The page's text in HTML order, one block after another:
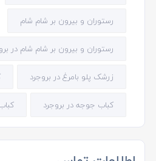
رستوران و بیرون بر شام شام
رستوران و بیرون بر شام شام در
زرشک پلو بامرغ در بروجرد
کباب جوجه در بروجرد